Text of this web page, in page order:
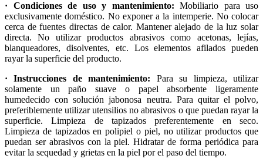
· Condiciones de uso y mantenimiento: Mobiliario para uso
exclusivamente doméstico. No exponer a la intemperie. No colocar
cerca de fuentes directas de calor. Mantener alejado de la luz solar
directa. No utilizar productos abrasivos como acetonas, lejías,
blanqueadores, disolventes, etc. Los elementos afilados pueden
rayar la superficie del producto.
· Instrucciones de mantenimiento: Para su limpieza, utilizar
solamente un paño suave o papel absorbente ligeramente
humedecido con solución jabonosa neutra. Para quitar el polvo,
preferiblemente utilizar utensilios no abrasivos o que puedan rayar la
superficie. Limpieza de tapizados preferentemente en seco.
Limpieza de tapizados en polipiel o piel, no utilizar productos que
puedan ser abrasivos con la piel. Hidratar de forma periódica para
evitar la sequedad y grietas en la piel por el paso del tiempo.